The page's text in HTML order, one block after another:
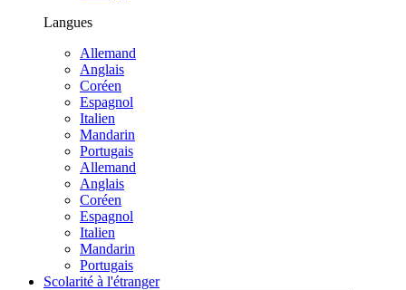
Langues
Allemand
Anglais
Coréen
Espagnol
Italien
Mandarin
Portugais
Allemand
Anglais
Coréen
Espagnol
Italien
Mandarin
Portugais
Scolarité à l'étranger